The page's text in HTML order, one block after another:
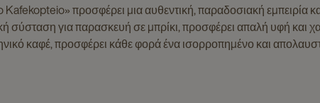
Kafekopteio» προσφέρει μια αυθεντική, παραδοσιακή
σύσταση για παρασκευή σε μπρίκι, προσφέρει απαλή υφή και
καφέ, προσφέρει κάθε φορά ένα ισορροπημένο και